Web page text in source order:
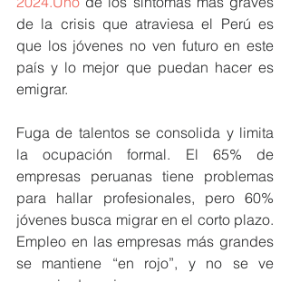
de la crisis que atraviesa el Perú es
que los jóvenes no ven futuro en este
país y lo mejor que puedan hacer es
emigrar.
Fuga de talentos se consolida y limita
la ocupación formal. El 65% de
empresas peruanas tiene problemas
para hallar profesionales, pero 60%
jóvenes busca migrar en el corto plazo.
Empleo en las empresas más grandes
se mantiene “en rojo”, y no se ve